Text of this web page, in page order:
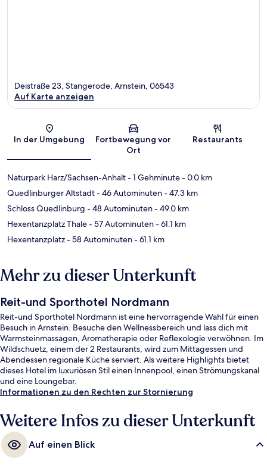
Karte
Deistraße 23, Stangerode, Arnstein, 06543
Auf Karte anzeigen
In der Umgebung
Fortbewegung vor
Ort
Restaurants
Naturpark Harz/Sachsen-Anhalt- 1 Gehminute- 0.0 km
Quedlinburger Altstadt- 46 Autominuten- 47.3 km
Schloss Quedlinburg - 48 Autominuten- 49.0 km
Hexentanzplatz Thale- 57 Autominuten- 61.1 km
Hexentanzplatz- 58 Autominuten- 61.1 km
Mehr zu dieser Unterkunft
Reit-und Sporthotel Nordmann
Reit-und Sporthotel Nordmann ist eine hervorragende Wahl für einen
Besuch in Arnstein. Besuche den Wellnessbereich und lass dich mit
Warmsteinmassagen, Aromatherapie oder Reflexologie verwöhnen. Im
Wildschuetz, einem der 2 Restaurants, wird zum Mittagessen und
Abendessen regionale Küche serviert. Als weitere Highlights bietet
dieses Hotel im luxuriösen Stil einen Innenpool, einen Strömungskanal
und eine Loungebar.
Informationen zu den Rechten zur Stornierung
Weitere Infos zu dieser Unterkunft
Auf einen Blick